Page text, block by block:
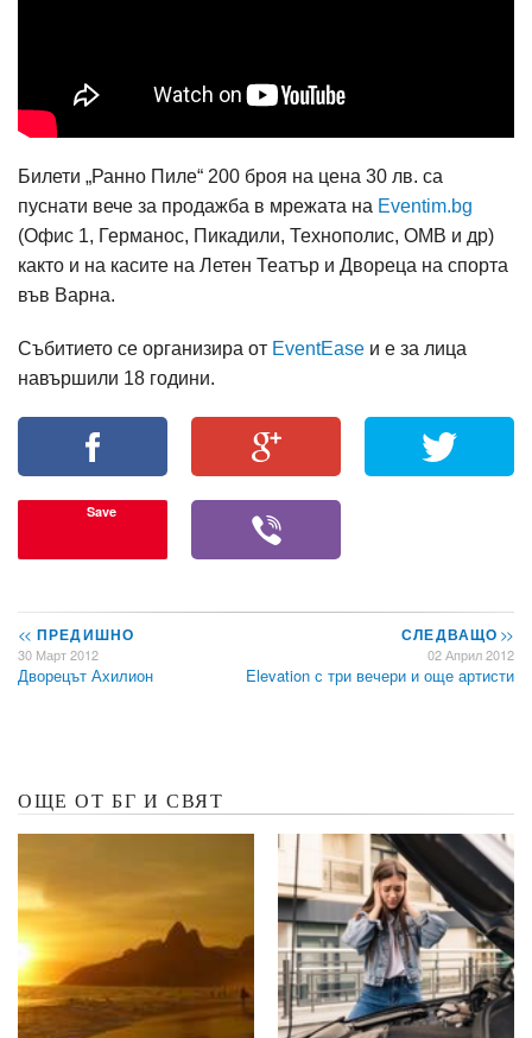
Билети „Ранно Пиле“ 200 броя на цена 30 лв. са
пуснати вече за продажба в мрежата на Eventim.bg
(Офис 1, Германос, Пикадили, Технополис, ОМВ и др)
както и на касите на Летен Театър и Двореца на спорта
във Варна.
Събитието се организира от EventEase и е за лица
навършили 18 години.
Save
<< ПРЕДИШНО
30 Март 2012
Дворецът Ахилион
СЛЕДВАЩО>>
02 Април 2012
Elevation с три вечери и още артисти
ОЩЕ ОТ БГ И СВЯТ